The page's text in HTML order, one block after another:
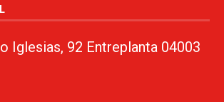
Iglesias, 92 Entreplanta 04003